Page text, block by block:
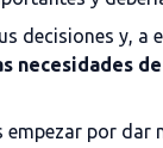
decisiones y,
necesidades
empezar por